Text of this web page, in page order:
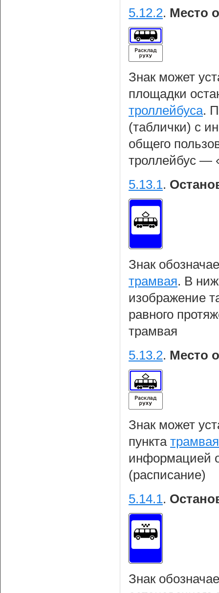
5.12.2. Место
Знак может
площадки
троллейбуса.
(таблички) с
общего
троллейбус —
5.13.1.
Знак
трамвая. В
изображение
равного
трамвая
5.13.2. Место
Знак может
пункта трамвая
информацией
(расписание)
5.14.1.
Знак